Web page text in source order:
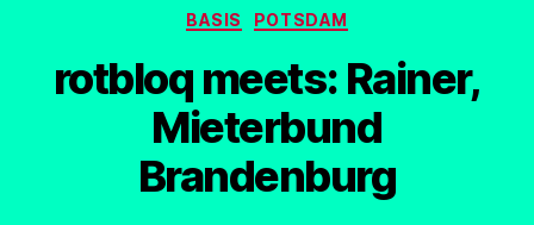
Kategorien
BASIS POTSDAM
rotbloq meets: Rainer,
Mieterbund
Brandenburg